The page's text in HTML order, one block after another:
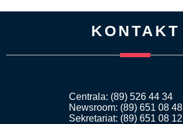
KONTAKT
Centrala: (89) 526 44 34
Newsroom: (89) 651 08 48
Sekretariat: (89) 651 08 12